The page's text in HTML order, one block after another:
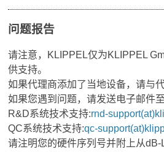
问题报告
请注意，KLIPPEL仅为KLIPPEL
供支持。
如果代理商添加了当地设备，请与
如果您遇到问题，请发送电子邮件
R&D系统技术支持:rnd-
QC系统技术支持:qc-
请注明您的硬件序列号并附上从